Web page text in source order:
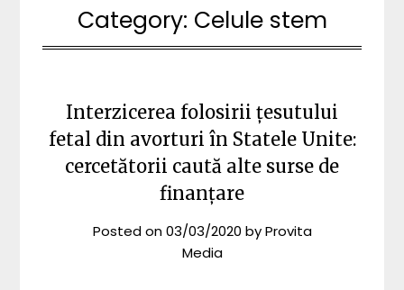
Category: Celule stem
Interzicerea folosirii țesutului
fetal din avorturi în Statele Unite:
cercetătorii caută alte surse de
finanțare
Posted on03/03/2020 byProvita
Media